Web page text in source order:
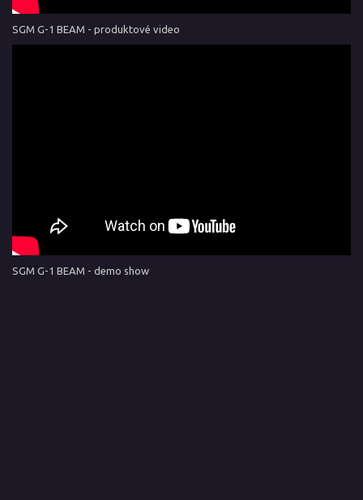
SGM G-1 BEAM - produktové video
SGM G-1 BEAM - demo show